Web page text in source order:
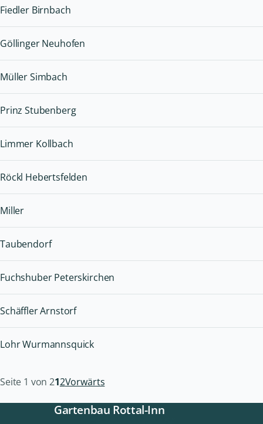
Fiedler Birnbach
Göllinger Neuhofen
Müller Simbach
Prinz Stubenberg
Limmer Kollbach
Röckl Hebertsfelden
Miller
Taubendorf
Fuchshuber Peterskirchen
Schäffler Arnstorf
Lohr Wurmannsquick
Seite 1 von 212Vorwärts
Gartenbau Rottal-Inn